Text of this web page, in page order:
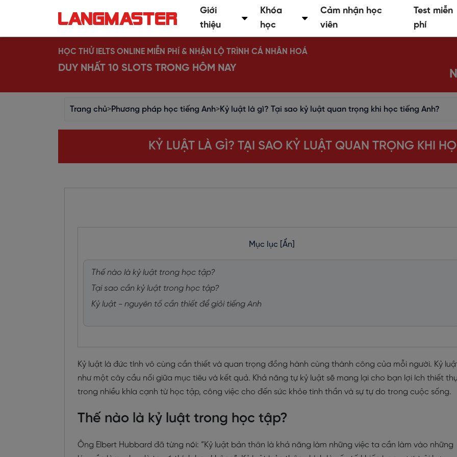
Giới
thiệu
Khóa
học
Cảm nhận học
viên
Test miễn
phí
HỌC THỬ IELTS ONLINE MIỄN PHÍ & NHẬN LỘ TRÌNH CÁ NHÂN HOÁ
DUY NHẤT 10 SLOTS TRONG HÔM NAY
Trang chủ>Phương pháp học tiếng Anh>Kỷ luật là gì? Tại sao kỷ luật quan trọng khi học tiếng Anh?
KỶ LUẬT LÀ GÌ? TẠI SAO KỶ LUẬT QUAN TRỌNG KHI
Mục lục [Ẩn]
Thế nào là kỷ luật trong học tập?
Tại sao cần kỷ luật trong học tập?
Kỷ luật - nguyên tố cần thiết để giỏi tiếng Anh
Kỷ luật là đức tính vô cùng cần thiết và quan trọng đồng hành cùng thành công của mỗi người. Kỷ
như một cây cầu nối giữa mục tiêu và kết quả. Khả năng tự kỷ luật sẽ mang lại cho bạn lợi ích thiết
trong nhiều khía cạnh từ học tập, công việc cho đến sức khỏe tinh thần và sự tự do trong cuộc sống.
Thế nào là kỷ luật trong học tập?
Ông Elbert Hubbard đã từng nói: “Kỷ luật bản thân là khả năng làm những việc ta cần làm vào những